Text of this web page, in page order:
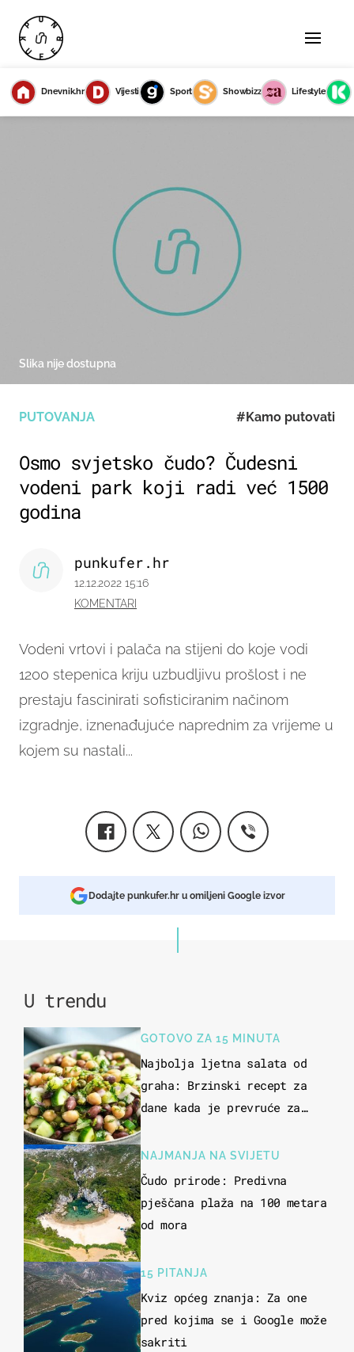
Dnevnik.hr Vijesti Sport Showbizz Lifestyle
PUTOVANJA #Kamo putovati
Osmo svjetsko čudo? Čudesni
vodeni park koji radi već 1500
godina
Vodeni vrtovi i palača na stijeni do koje vodi
1200 stepenica kriju uzbudljivu prošlost i ne
prestaju fascinirati sofisticiranim načinom
izgradnje, iznenađujuće naprednim za vrijeme u
kojem su nastali...
punkufer.hr
12.12.2022 15:16
KOMENTARI
Slika nije dostupna
Dodajte punkufer.hr u omiljeni Google izvor
U trendu
GOTOVO ZA 15 MINUTA
Najbolja ljetna salata od
graha: Brzinski recept za
dane kada je prevruće za
NAJMANJA NA SVIJETU
Čudo prirode: Predivna
pješčana plaža na 100 metara
od mora
15 PITANJA
Kviz općeg znanja: Za one
pred kojima se i Google može
sakriti